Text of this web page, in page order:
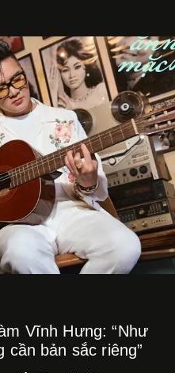
Vĩnh Hưng: “Như
bản sắc riêng”